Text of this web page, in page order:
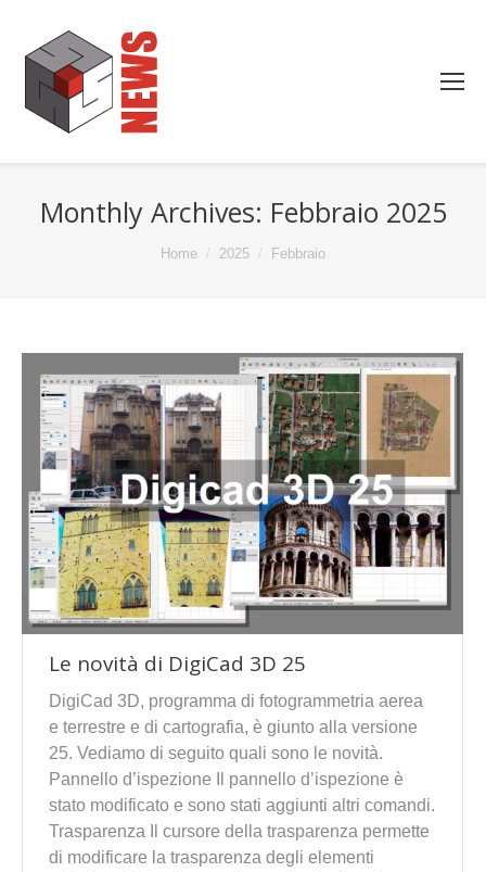
Monthly Archives: Febbraio 2025
Home 2025 Febbraio
Le novità di DigiCad 3D 25
DigiCad 3D, programma di fotogrammetria aerea
e terrestre e di cartografia, è giunto alla versione
25. Vediamo di seguito quali sono le novità.
Pannello d’ispezione Il pannello d’ispezione è
stato modificato e sono stati aggiunti altri comandi.
Trasparenza Il cursore della trasparenza permette
di modificare la trasparenza degli elementi